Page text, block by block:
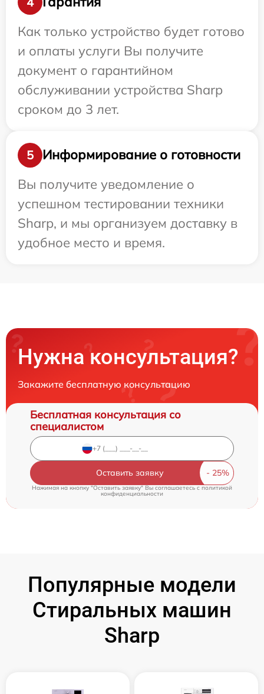
Как только устройство будет готово
и оплаты услуги Вы получите
документ о гарантийном
обслуживании устройства Sharp
сроком до 3 лет.
5
Информирование о готовности
Вы получите уведомление о
успешном тестировании техники
Sharp, и мы организуем доставку в
удобное место и время.
Нужна консультация?
Закажите бесплатную консультацию
Бесплатная консультация со
специалистом
Оставить заявку
Нажимая на кнопку "Оставить заявку" Вы соглашаетесь cполитикой
конфиденциальности
Популярные модели
Стиральных машин
Sharp